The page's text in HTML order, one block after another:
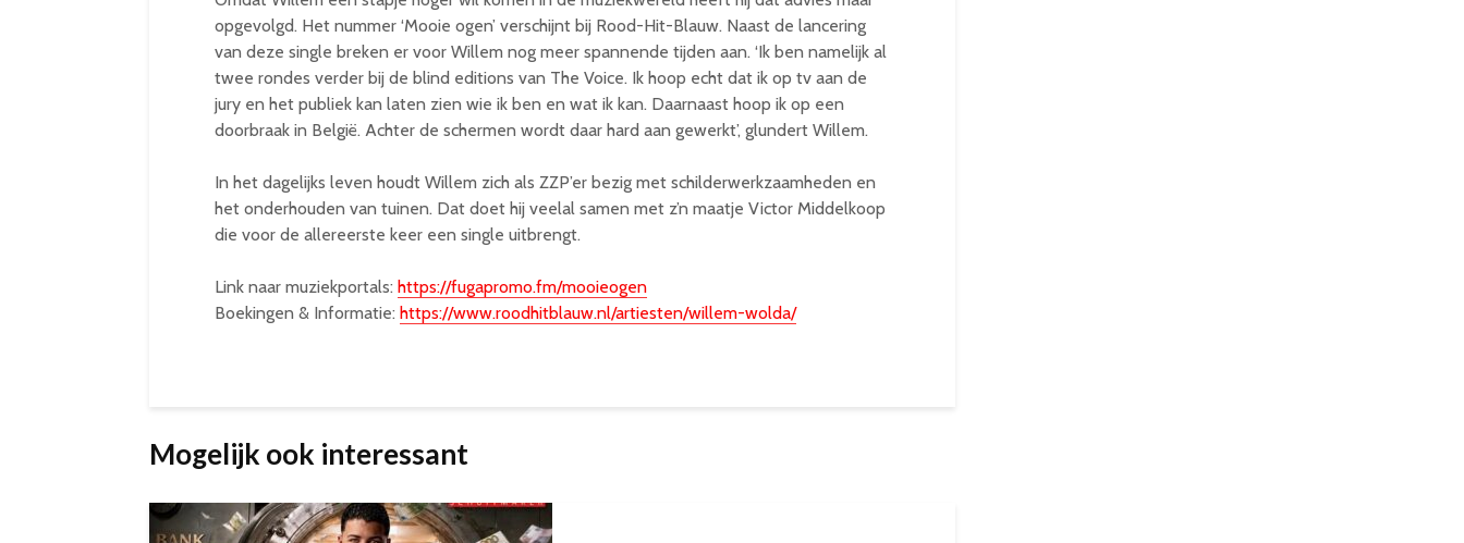
opgevolgd. Het nummer ‘Mooie ogen’ verschijnt bij Rood-Hit-Blauw. Naast de lancering
van deze single breken er voor Willem nog meer spannende tijden aan. ‘Ik ben namelijk al
twee rondes verder bij de blind editions van The Voice. Ik hoop echt dat ik op tv aan de
jury en het publiek kan laten zien wie ik ben en wat ik kan. Daarnaast hoop ik op een
doorbraak in België. Achter de schermen wordt daar hard aan gewerkt’, glundert Willem.
In het dagelijks leven houdt Willem zich als ZZP’er bezig met schilderwerkzaamheden en
het onderhouden van tuinen. Dat doet hij veelal samen met z’n maatje Victor Middelkoop
die voor de allereerste keer een single uitbrengt.
Link naar muziekportals: https://fugapromo.fm/mooieogen
Boekingen & Informatie: https://www.roodhitblauw.nl/artiesten/willem-wolda/
Mogelijk ook interessant